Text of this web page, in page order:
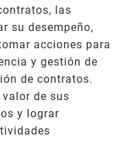
las
su desempeño,
acciones para
y gestión de
de contratos.
de sus
y lograr